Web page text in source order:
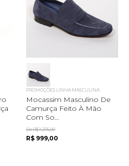
me cadastrar
PROMOÇÕES LINHA MASCULINA
Mocassim Masculino De
Camurça Feito À Mão
Com So...
De R$ 1.275,00
R$ 999,00